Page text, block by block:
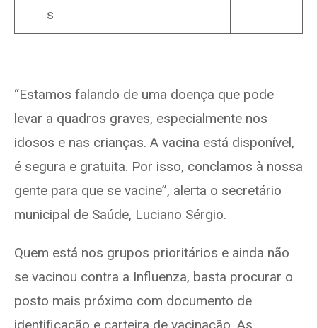
s
“Estamos falando de uma doença que pode
levar a quadros graves, especialmente nos
idosos e nas crianças. A vacina está disponível,
é segura e gratuita. Por isso, conclamos à nossa
gente para que se vacine”, alerta o secretário
municipal de Saúde, Luciano Sérgio.
Quem está nos grupos prioritários e ainda não
se vacinou contra a Influenza, basta procurar o
posto mais próximo com documento de